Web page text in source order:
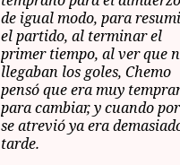
de igual modo, para
el partido, al terminar el
primer tiempo, al ver que
llegaban los goles, Chemo
pensó que era muy
para cambiar, y cuando
se atrevió ya era
tarde.